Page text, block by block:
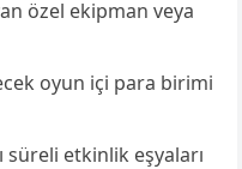
özel ekipman veya
oyun içi para birimi
süreli etkinlik eşyaları